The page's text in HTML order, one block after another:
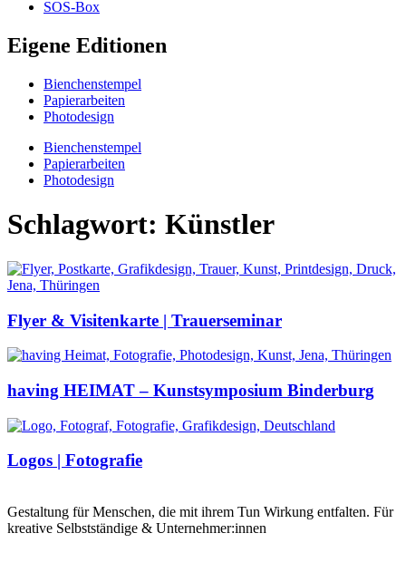
SOS-Box
Eigene Editionen
Bienchenstempel
Papierarbeiten
Photodesign
Bienchenstempel
Papierarbeiten
Photodesign
Schlagwort: Künstler
Flyer & Visitenkarte | Trauerseminar
having HEIMAT – Kunstsymposium Binderburg
Logos | Fotografie
Gestaltung für Menschen, die mit ihrem Tun Wirkung entfalten. Für
kreative Selbstständige & Unternehmer:innen